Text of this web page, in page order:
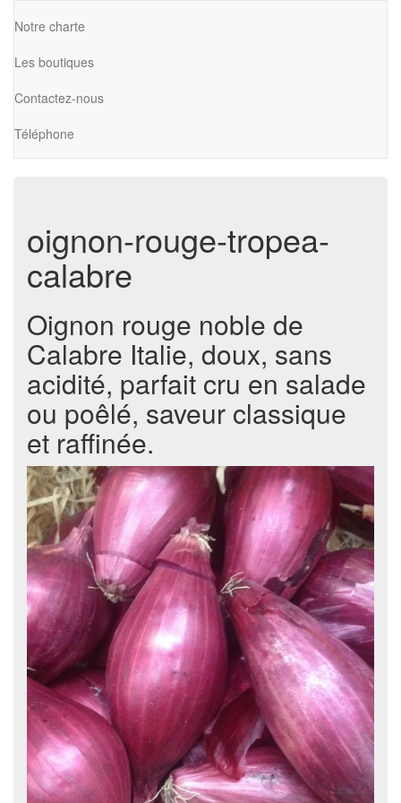
Notre charte
Les boutiques
Contactez-nous
Téléphone
oignon-rouge-tropea-
calabre
Oignon rouge noble de
Calabre Italie, doux, sans
acidité, parfait cru en salade
ou poêlé, saveur classique
et raffinée.